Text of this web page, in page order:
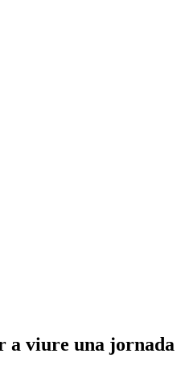
a viure una jornada